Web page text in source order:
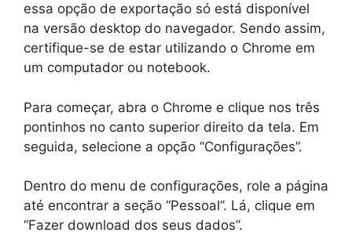
essa opção de exportação só está disponível
na versão desktop do navegador. Sendo assim,
certifique-se de estar utilizando o Chrome em
um computador ou notebook.
Para começar, abra o Chrome e clique nos três
pontinhos no canto superior direito da tela. Em
seguida, selecione a opção “Configurações”.
Dentro do menu de configurações, role a página
até encontrar a seção “Pessoal”. Lá, clique em
“Fazer download dos seus dados”.